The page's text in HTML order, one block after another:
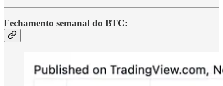
Fechamento semanal do BTC: